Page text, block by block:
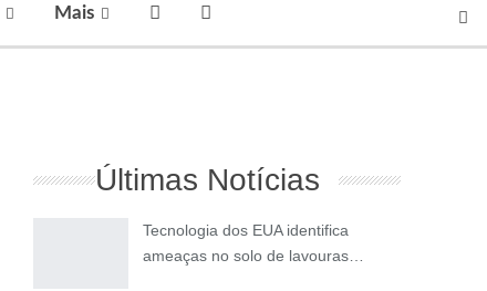
Mais
Últimas Notícias
Tecnologia dos EUA identifica
ameaças no solo de lavouras…